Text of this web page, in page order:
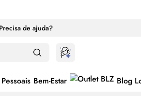
Precisa de ajuda?
Bem-Estar Blog